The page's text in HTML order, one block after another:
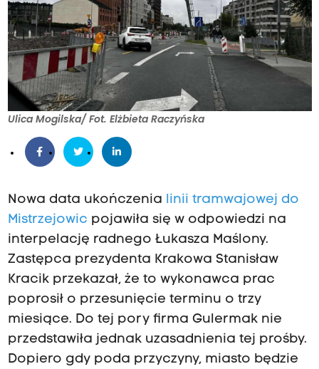
Ulica Mogilska/ Fot. Elżbieta Raczyńska
Nowa data ukończenia linii tramwajowej do
Mistrzejowic pojawiła się w odpowiedzi na
interpelację radnego Łukasza Maślony.
Zastępca prezydenta Krakowa Stanisław
Kracik przekazał, że to wykonawca prac
poprosił o przesunięcie terminu o trzy
miesiące. Do tej pory firma Gulermak nie
przedstawiła jednak uzasadnienia tej prośby.
Dopiero gdy poda przyczyny, miasto będzie